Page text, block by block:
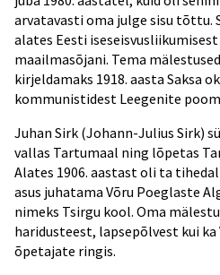
arvatavasti oma julge sisu tõttu.
alates Eesti
maailmasõjani. Tema
kirjeldamaks 1918. aasta Saksa
kommunistidest Leegenite
Juhan Sirk (Johann-Julius Sirk)
vallas Tartumaal ning lõpetas
Alates 1906. aastast oli ta
asus juhatama Võru Poeglaste
nimeks Tsirgu kool. Oma
haridusteest, lapsepõlvest kui
õpetajate ringis.